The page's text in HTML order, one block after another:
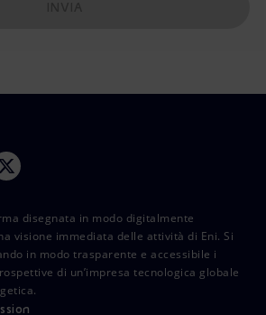
disegnata in modo digitalmente
visione immediata delle attività di Eni. Si
in modo trasparente e accessibile i
di un’impresa tecnologica globale